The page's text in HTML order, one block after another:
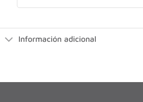
Información adicional